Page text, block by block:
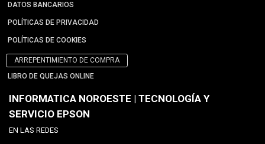
DATOS BANCARIOS
POLÍTICAS DE PRIVACIDAD
POLÍTICAS DE COOKIES
ARREPENTIMIENTO DE COMPRA
LIBRO DE QUEJAS ONLINE
INFORMATICA NOROESTE | TECNOLOGÍA Y
SERVICIO EPSON
EN LAS REDES